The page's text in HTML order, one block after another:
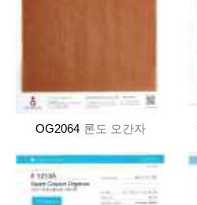
OG2064 론도 오간자